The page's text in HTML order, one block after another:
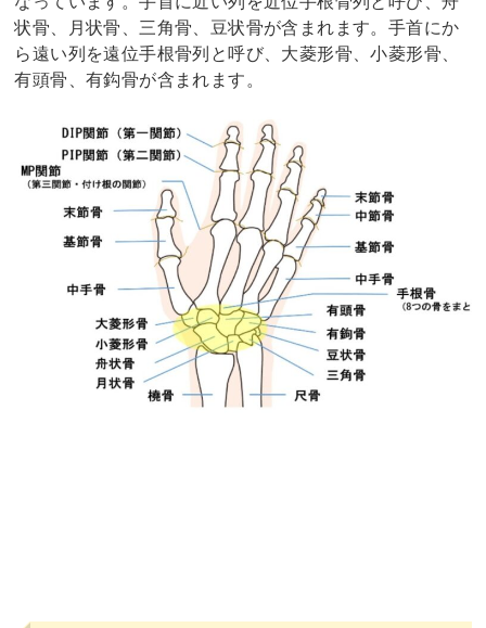
状骨、月状骨、三角骨、豆状骨が含まれます。手首にか
ら遠い列を遠位手根骨列と呼び、大菱形骨、小菱形骨、
有頭骨、有鈎骨が含まれます。